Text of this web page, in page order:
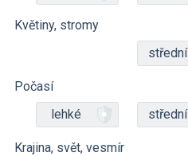
Květiny, stromy
střední
Počasí
lehké
střední
Krajina, svět, vesmír